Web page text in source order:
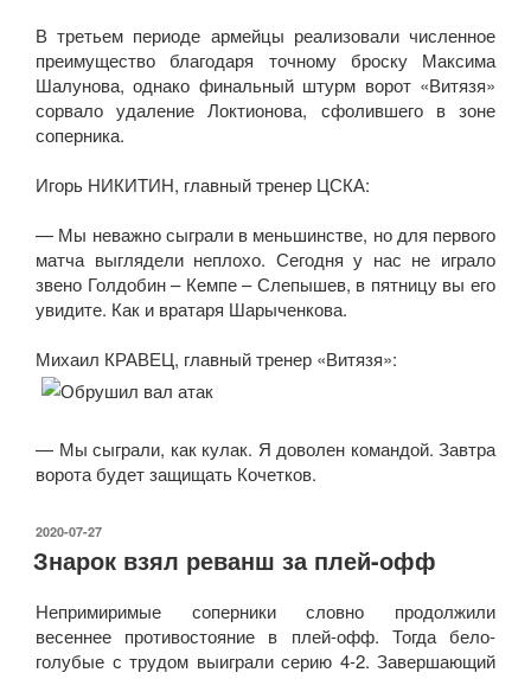
В третьем периоде армейцы реализовали численное
преимущество благодаря точному броску Максима
Шалунова, однако финальный штурм ворот «Витязя»
сорвало удаление Локтионова, сфолившего в зоне
соперника.
Игорь НИКИТИН, главный тренер ЦСКА:
— Мы неважно сыграли в меньшинстве, но для первого
матча выглядели неплохо. Сегодня у нас не играло
звено Голдобин – Кемпе – Слепышев, в пятницу вы его
увидите. Как и вратаря Шарыченкова.
Михаил КРАВЕЦ, главный тренер «Витязя»:
— Мы сыграли, как кулак. Я доволен командой. Завтра
ворота будет защищать Кочетков.
ОПУБЛИКОВАНО
2020-07-27
Знарок взял реванш за плей-офф
Непримиримые соперники словно продолжили
весеннее противостояние в плей-офф. Тогда бело-
голубые с трудом выиграли серию 4-2. Завершающий